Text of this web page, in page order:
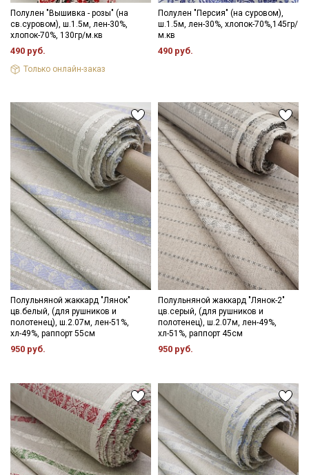
зависимости от партии тон ткани может отличаться.
Полулен "Вышивка - розы" (на
св.суровом), ш.1.5м, лен-30%,
хлопок-70%, 130гр/м.кв
490 руб.
Только онлайн-заказ
Полулен "Персия" (на суровом),
ш.1.5м, лен-30%, хлопок-70%,145гр/
м.кв
490 руб.
Полульняной жаккард "Лянок"
цв.белый, (для рушников и
полотенец), ш.2.07м, лен-51%,
хл-49%, раппорт 55см
950 руб.
Полульняной жаккард "Лянок-2"
цв.серый, (для рушников и
полотенец), ш.2.07м, лен-49%,
хл-51%, раппорт 45см
950 руб.
Подписаться
Политикой обработки персональных
данныхи даюСогласие на обработку персональных
ДаюСогласие на получение рекламных и
информационных рассылок